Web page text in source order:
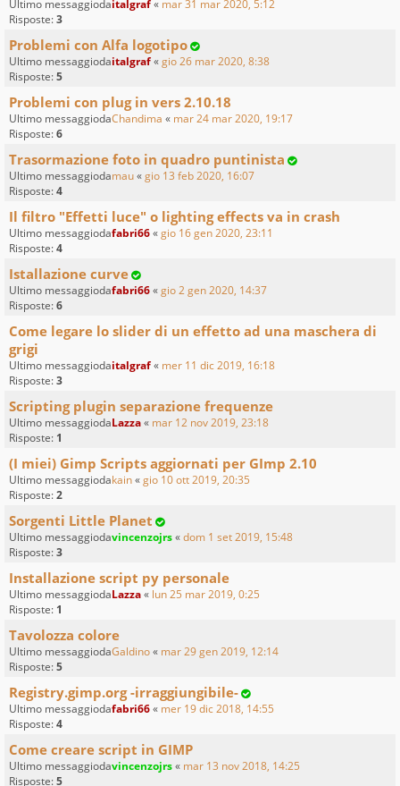
Ultimo messaggiodaitalgraf« mar 31 mar 2020, 5:12
Risposte:3
Problemi con Alfa logotipo
Ultimo messaggiodaitalgraf«gio 26 mar 2020, 8:38
Risposte:5
Problemi con plug in vers 2.10.18
Ultimo messaggiodaChandima « mar 24 mar 2020, 19:17
Risposte:6
Trasormazione foto in quadro puntinista
Ultimo messaggiodamau«gio 13 feb 2020, 16:07
Risposte:4
Il filtro "Effetti luce" o lighting effects va in crash
Ultimo messaggiodafabri66«gio 16 gen 2020, 23:11
Risposte:4
Istallazione curve
Ultimo messaggiodafabri66«gio 2 gen 2020, 14:37
Risposte:6
Come legare lo slider di un effetto ad una maschera di
grigi
Ultimo messaggiodaitalgraf« mer 11 dic 2019, 16:18
Risposte:3
Scripting plugin separazione frequenze
Ultimo messaggiodaLazza« mar 12 nov 2019, 23:18
Risposte: 1
(I miei) Gimp Scripts aggiornati per GImp 2.10
Ultimo messaggiodakain«gio 10 ott 2019, 20:35
Risposte:2
Sorgenti Little Planet
Ultimo messaggiodavincenzojrs«dom 1 set 2019, 15:48
Risposte:3
Installazione script py personale
Ultimo messaggiodaLazza« lun 25 mar 2019, 0:25
Risposte: 1
Tavolozza colore
Ultimo messaggiodaGaldino« mar 29 gen 2019, 12:14
Risposte:5
Registry.gimp.org -irraggiungibile-
Ultimo messaggiodafabri66« mer 19 dic 2018, 14:55
Risposte:4
Come creare script in GIMP
Ultimo messaggiodavincenzojrs« mar 13 nov 2018, 14:25
Risposte:5